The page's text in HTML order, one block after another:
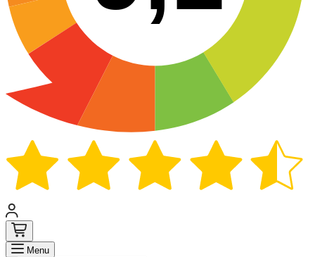
Menu Zoek